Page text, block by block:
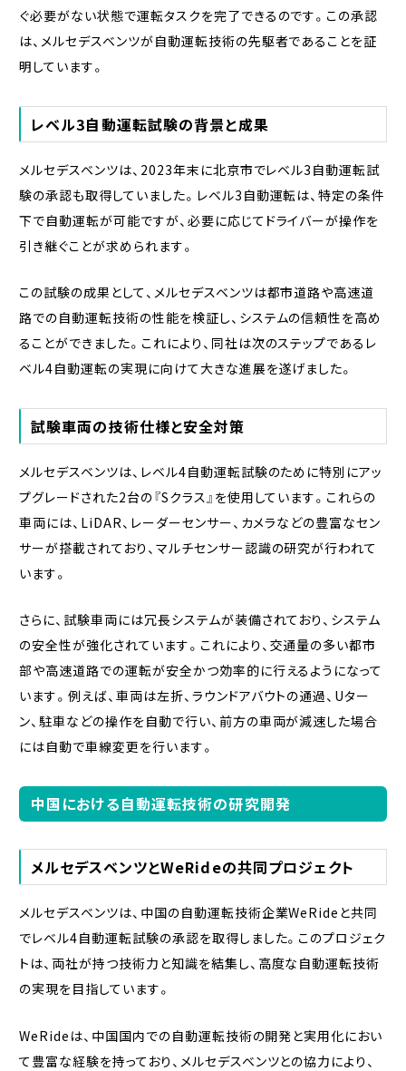
ぐ必要がない状態で運転タスクを完了できるのです。この承認
は、メルセデスベンツが自動運転技術の先駆者であることを証
明しています。
レベル3自動運転試験の背景と成果
メルセデスベンツは、2023年末に北京市でレベル3自動運転試
験の承認も取得していました。レベル3自動運転は、特定の条件
下で自動運転が可能ですが、必要に応じてドライバーが操作を
引き継ぐことが求められます。
この試験の成果として、メルセデスベンツは都市道路や高速道
路での自動運転技術の性能を検証し、システムの信頼性を高め
ることができました。これにより、同社は次のステップであるレ
ベル4自動運転の実現に向けて大きな進展を遂げました。
試験車両の技術仕様と安全対策
メルセデスベンツは、レベル4自動運転試験のために特別にアッ
プグレードされた2台の『Sクラス』を使用しています。これらの
車両には、LiDAR、レーダーセンサー、カメラなどの豊富なセン
サーが搭載されており、マルチセンサー認識の研究が行われて
います。
さらに、試験車両には冗長システムが装備されており、システム
の安全性が強化されています。これにより、交通量の多い都市
部や高速道路での運転が安全かつ効率的に行えるようになって
います。例えば、車両は左折、ラウンドアバウトの通過、Uター
ン、駐車などの操作を自動で行い、前方の車両が減速した場合
には自動で車線変更を行います。
中国における自動運転技術の研究開発
メルセデスベンツとWeRideの共同プロジェクト
メルセデスベンツは、中国の自動運転技術企業WeRideと共同
でレベル4自動運転試験の承認を取得しました。このプロジェク
トは、両社が持つ技術力と知識を結集し、高度な自動運転技術
の実現を目指しています。
WeRideは、中国国内での自動運転技術の開発と実用化におい
て豊富な経験を持っており、メルセデスベンツとの協力により、